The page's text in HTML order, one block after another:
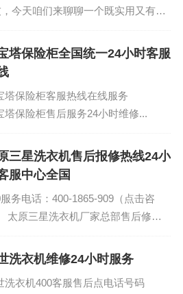
今天咱们来聊聊一个既实用又有点
有...
塔保险柜全国统一24小时客服
塔保险柜客服热线在线服务
塔保险柜售后服务24小时维修...
三星洗衣机售后报修热线24小
服中心全国
务电话：400-1865-909（点击咨
太原三星洗衣机厂家总部售后修理
码...
洗衣机维修24小时服务
洗衣机400客服售后点电话号码